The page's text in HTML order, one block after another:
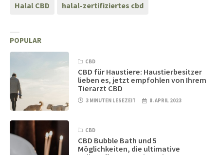
Halal CBD halal-zertifiziertes cbd
POPULAR
CBD
CBD für Haustiere: Haustierbesitzer
lieben es, jetzt empfohlen von Ihrem
Tierarzt CBD
3 MINUTEN LESEZEIT 8. APRIL 2023
CBD
CBD Bubble Bath und 5
Möglichkeiten, die ultimative